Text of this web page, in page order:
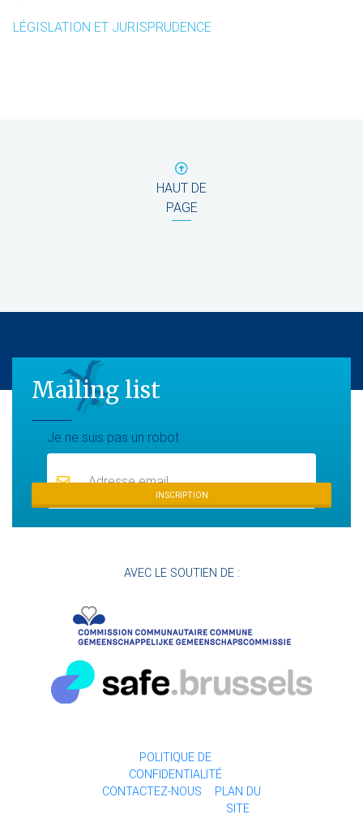
LÉGISLATION ET JURISPRUDENCE
HAUT DE
PAGE
Mailing list
Je ne suis pas un robotMailing list
INSCRIPTION
AVEC LE SOUTIEN DE :
POLITIQUE DE
CONFIDENTIALITÉ
CONTACTEZ-NOUS
PLAN DU
SITE